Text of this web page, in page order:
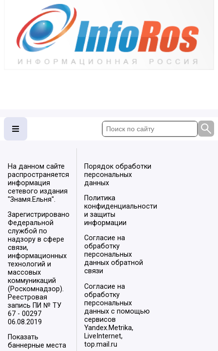
На данном сайте
распространяется
информация
сетевого издания
"Знамя.Ельня".
Зарегистрировано
Федеральной
службой по
надзору в сфере
связи,
информационных
технологий и
массовых
коммуникаций
(Роскомнадзор).
Реестровая
запись ПИ № ТУ
67 - 00297
06.08.2019
Показать
баннерные места
Порядок обработки
персональных
данных
Политика
конфиденциальности
и защиты
информации
Согласие на
обработку
персональных
данных обратной
связи
Согласие на
обработку
персональных
данных с помощью
сервисов
Yandex.Metrika,
LiveInternet,
top.mail.ru